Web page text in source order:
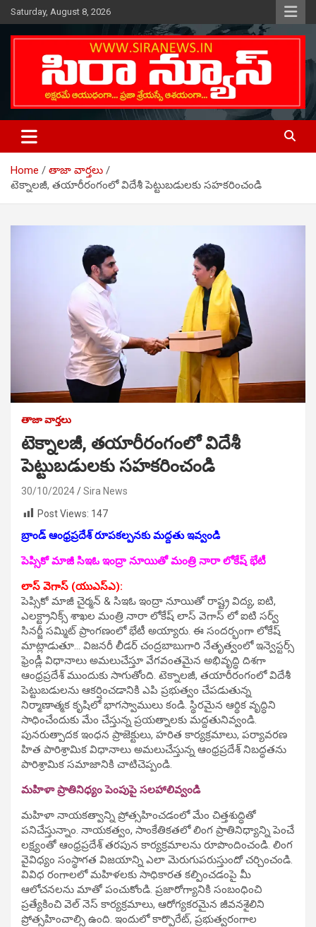
Skip
to
content
Saturday, August 8, 2026
SIRA NEWS
Telugu Online News Daily
Home
తాజా వార్తలు
టెక్నాలజీ, తయారీరంగంలో విదేశీ పెట్టుబడులకు సహకరించండి
తాజా వార్తలు
టెక్నాలజీ, తయారీరంగంలో విదేశీ
పెట్టుబడులకు సహకరించండి
30/10/2024
Sira News
Post Views: 147
బ్రాండ్ ఆంధ్రప్రదేశ్ రూపకల్పనకు మద్దతు ఇవ్వండి
పెప్సికో మాజీ సిఇఓ ఇంద్రా నూయితో మంత్రి నారా లోకేష్ భేటీ
లాస్ వెగాస్ (యుఎస్ఎ):
పెప్సికో మాజీ చైర్మన్ & సిఇఓ ఇంద్రా నూయితో రాష్ట్ర విద్య, ఐటి,
ఎలక్ట్రానిక్స్ శాఖల మంత్రి నారా లోకేష్ లాస్ వెగాస్ లో ఐటి సర్వ్
సినర్జీ సమ్మిట్ ప్రాంగణంలో భేటీ అయ్యారు. ఈ సందర్భంగా లోకేష్
మాట్లాడుతూ… విజనరీ లీడర్ చంద్రబాబుగారి నేతృత్వంలో ఇన్వెస్టర్స్
ఫ్రెండ్లీ విధానాలు అమలుచేస్తూ వేగవంతమైన అభివృద్ధి దిశగా
ఆంధ్రప్రదేశ్ ముందుకు సాగుతోంది. టెక్నాలజీ, తయారీరంగంలో విదేశీ
పెట్టుబడులను ఆకర్షించడానికి ఎపి ప్రభుత్వం చేపడుతున్న
నిర్మాణాత్మక కృషిలో భాగస్వాములు కండి. స్థిరమైన ఆర్థిక వృద్ధిని
సాధించేందుకు మేం చేస్తున్న ప్రయత్నాలకు మద్దతునివ్వండి.
పునరుత్పాదక ఇంధన ప్రాజెక్టులు, హరిత కార్యక్రమాలు, పర్యావరణ
హిత పారిశ్రామిక విధానాలు అమలుచేస్తున్న ఆంధ్రప్రదేశ్ నిబద్ధతను
పారిశ్రామిక సమాజానికి చాటిచెప్పండి.
మహిళా ప్రాతినిధ్యం పెంపుపై సలహాలివ్వండి
మహిళా నాయకత్వాన్ని ప్రోత్సహించడంలో మేం చిత్తశుద్ధితో
పనిచేస్తున్నాం. నాయకత్వం, సాంకేతికతలో లింగ ప్రాతినిధ్యాన్ని పెంచే
లక్ష్యంతో ఆంధ్రప్రదేశ్ తరపున కార్యక్రమాలను రూపొందించండి. లింగ
వైవిధ్యం సంస్థాగత విజయాన్ని ఎలా మెరుగుపరుస్తుందో చర్చించండి.
వివిధ రంగాలలో మహిళలకు సాధికారత కల్పించడంపై మీ
ఆలోచనలను మాతో పంచుకోండి. ప్రజారోగ్యానికి సంబంధించి
ప్రత్యేకించి వెల్ నెస్ కార్యక్రమాలు, ఆరోగ్యకరమైన జీవనశైలిని
ప్రోత్సహించాల్సి ఉంది. ఇందులో కార్పొరేట్, ప్రభుత్వరంగాల